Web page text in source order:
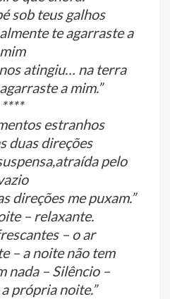
sob teus galhos
te agarraste a
mim
atingiu… na terra
a mim.”
****
estranhos
duas direções
pelo
direções me puxam.”
– relaxante.
– o ar
– a noite não tem
nada – Silêncio –
própria noite.”